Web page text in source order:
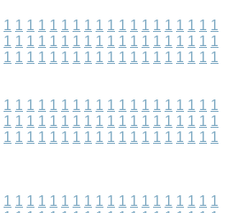
1 1 1 1 1 1 1 1 1 1 1 1 1 1 1 1 1 1 1
1 1 1 1 1 1 1 1 1 1 1 1 1 1 1 1 1 1 1
1 1 1 1 1 1 1 1 1 1 1 1 1 1 1 1 1 1 1
1 1 1 1 1 1 1 1 1 1 1 1 1 1 1 1 1 1 1
1 1 1 1 1 1 1 1 1 1 1 1 1 1 1 1 1 1 1
1 1 1 1 1 1 1 1 1 1 1 1 1 1 1 1 1 1 1
1 1 1 1 1 1 1 1 1 1 1 1 1 1 1 1 1 1 1